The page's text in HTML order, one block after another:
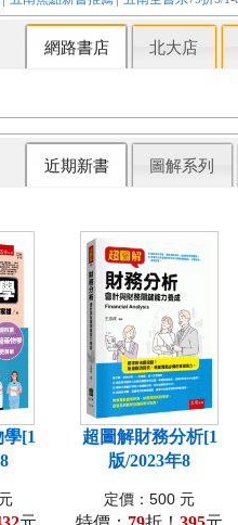
網路書店 北大店
近期新書 圖解系列
學[1
超圖解財務分析[1
版/2023年8
定價：500 元